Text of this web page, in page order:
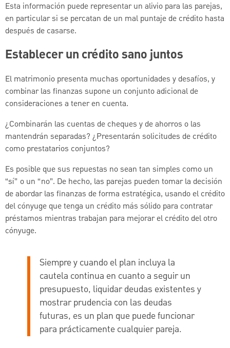
Esta información puede representar un alivio para las parejas,
en particular si se percatan de un mal puntaje de crédito hasta
después de casarse.
Establecer un crédito sano juntos
El matrimonio presenta muchas oportunidades y desafíos, y
combinar las finanzas supone un conjunto adicional de
consideraciones a tener en cuenta.
¿Combinarán las cuentas de cheques y de ahorros o las
mantendrán separadas? ¿Presentarán solicitudes de crédito
como prestatarios conjuntos?
Es posible que sus repuestas no sean tan simples como un
“sí” o un “no”. De hecho, las parejas pueden tomar la decisión
de abordar las finanzas de forma estratégica, usando el crédito
del cónyuge que tenga un crédito más sólido para contratar
préstamos mientras trabajan para mejorar el crédito del otro
cónyuge.
Siempre y cuando el plan incluya la
cautela continua en cuanto a seguir un
presupuesto, liquidar deudas existentes y
mostrar prudencia con las deudas
futuras, es un plan que puede funcionar
para prácticamente cualquier pareja.